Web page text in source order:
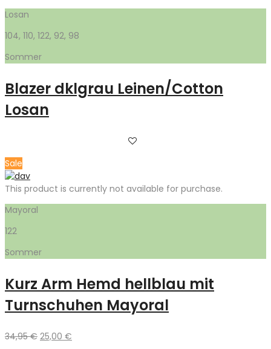
Losan
104, 110, 122, 92, 98
Sommer
Blazer dklgrau Leinen/Cotton
Losan
Sale
This product is currently not available for purchase.
Mayoral
122
Sommer
Kurz Arm Hemd hellblau mit
Turnschuhen Mayoral
34,95€ Ursprünglicher
25,00 €